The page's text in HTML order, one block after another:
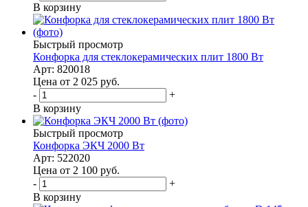
В корзину
Быстрый просмотр
Конфорка для стеклокерамических плит 1800 Вт
Арт: 820018
Цена от 2 025 руб.
-
+
В корзину
Быстрый просмотр
Конфорка ЭКЧ 2000 Вт
Арт: 522020
Цена от 2 100 руб.
-
+
В корзину